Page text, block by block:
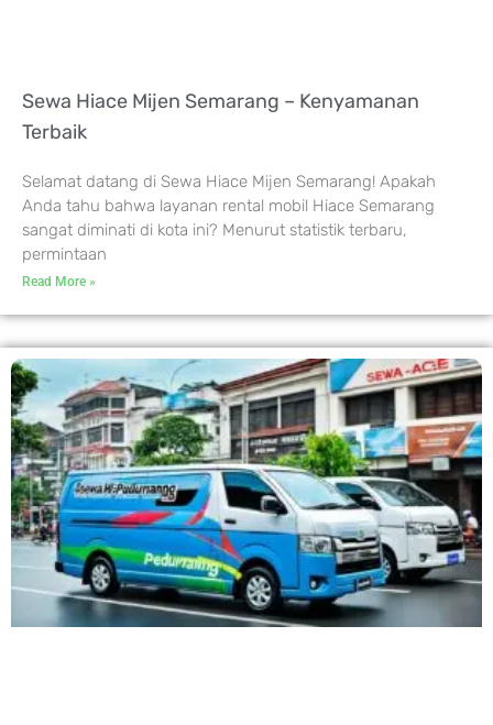
Sewa Hiace Mijen Semarang – Kenyamanan
Terbaik
Selamat datang di Sewa Hiace Mijen Semarang! Apakah
Anda tahu bahwa layanan rental mobil Hiace Semarang
sangat diminati di kota ini? Menurut statistik terbaru,
permintaan
Read More »